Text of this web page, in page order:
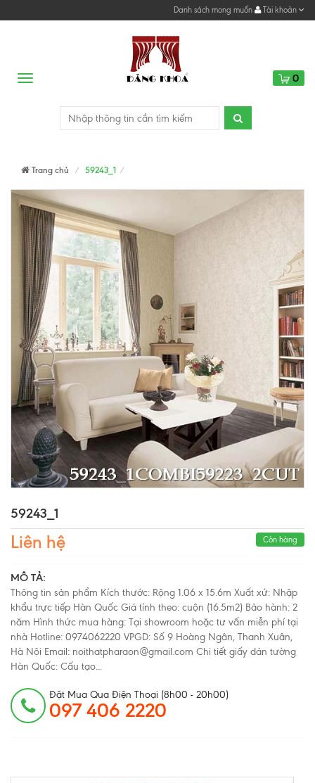
Danh sách mong muốn Tài khoản
Menu 0
Trang chủ 59243_1
59243_1
Liên hệ Còn hàng
MÔ TẢ:
Thông tin sản phẩm Kích thước: Rộng 1.06 x 15.6m Xuất xứ: Nhập
khẩu trực tiếp Hàn Quốc Giá tính theo: cuộn (16.5m2) Bảo hành: 2
năm Hình thức mua hàng: Tại showroom hoặc tư vấn miễn phí tại
nhà Hotline: 0974062220 VPGD: Số 9 Hoàng Ngân, Thanh Xuân,
Hà Nội Email: noithatpharaon@gmail.com Chi tiết giấy dán tường
Hàn Quốc: Cấu tạo...
Đặt Mua Qua Điện Thoại (8h00 - 20h00)
097 406 2220